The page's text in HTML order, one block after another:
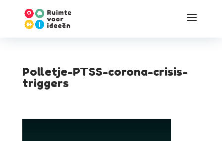
Polletje-PTSS-corona-crisis-
triggers